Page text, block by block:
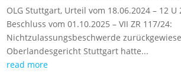
OLG Stuttgart, Urteil vom 18.06.2024 – 12 U
Beschluss vom 01.10.2025 – VII ZR 117/24:
Nichtzulassungsbeschwerde
Oberlandesgericht Stuttgart hatte...
read more